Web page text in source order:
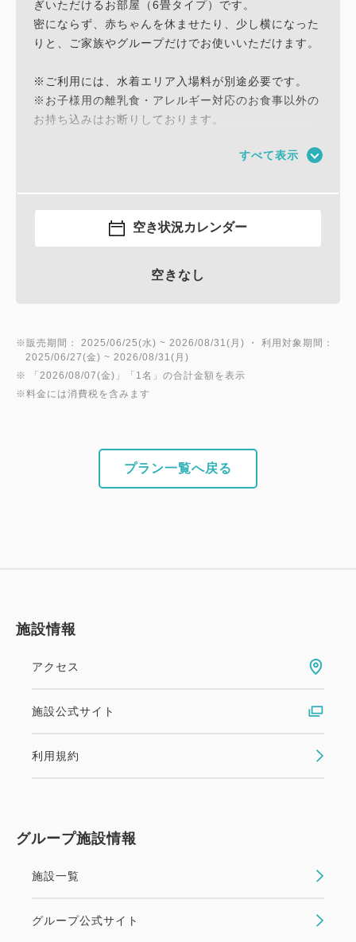
ぎいただけるお部屋（6畳タイプ）です。
密にならず、赤ちゃんを休ませたり、少し横になった
りと、ご家族やグループだけでお使いいただけます。
※ご利用には、水着エリア入場料が別途必要です。
※お子様用の離乳食・アレルギー対応のお食事以外の
お持ち込みはお断りしております。
すべて表示
空き状況カレンダー
空きなし
※販売期間： 2025/06/25(水) ~ 2026/08/31(月) ・ 利用対象期間：
2025/06/27(金) ~ 2026/08/31(月)
※ 「2026/08/07(金)」「1名」の合計金額を表示
※料金には消費税を含みます
プラン一覧へ戻る
施設情報
アクセス
施設公式サイト
利用規約
グループ施設情報
施設一覧
グループ公式サイト